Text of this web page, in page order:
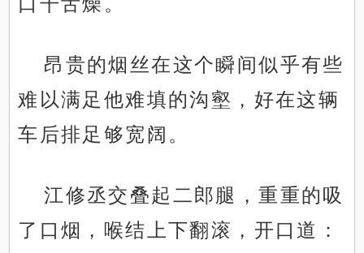
昂贵的烟丝在这个瞬间似乎有些
难以满足他难填的沟壑，好在这辆
车后排足够宽阔。
江修丞交叠起二郎腿，重重的吸
了口烟，喉结上下翻滚，开口道：